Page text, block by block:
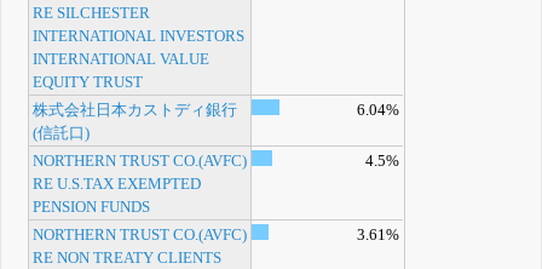
RE SILCHESTER
INTERNATIONAL INVESTORS
INTERNATIONAL VALUE
EQUITY TRUST
株式会社日本カストディ銀行
(信託口)
6.04%
NORTHERN TRUST CO.(AVFC)
RE U.S.TAX EXEMPTED
PENSION FUNDS
4.5%
NORTHERN TRUST CO.(AVFC)
RE NON TREATY CLIENTS
3.61%